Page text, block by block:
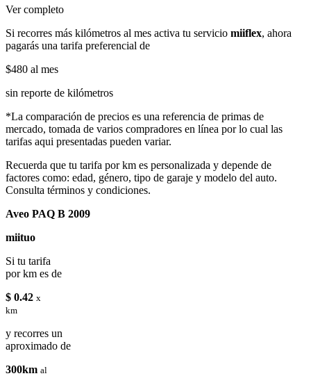
Ver completo
Si recorres más kilómetros al mes activa tu servicio miiflex, ahora
pagarás una tarifa preferencial de
$480 al mes
sin reporte de kilómetros
*La comparación de precios es una referencia de primas de
mercado, tomada de varios compradores en línea por lo cual las
tarifas aqui presentadas pueden variar.
Recuerda que tu tarifa por km es personalizada y depende de
factores como: edad, género, tipo de garaje y modelo del auto.
Consulta términos y condiciones.
Aveo PAQ B 2009
miituo
Si tu tarifa
por km es de
$ 0.42 x
km
y recorres un
aproximado de
300km al